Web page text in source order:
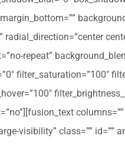
repeat”
filter_saturation=”100″
visibility” class=”” id=””